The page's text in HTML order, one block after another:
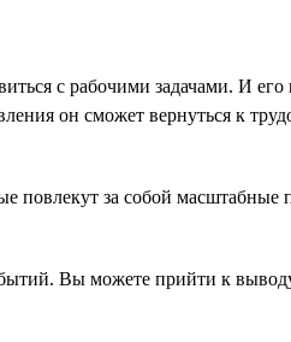
с рабочими задачами. И его
он сможет вернуться к
повлекут за собой масштабные
Вы можете прийти к